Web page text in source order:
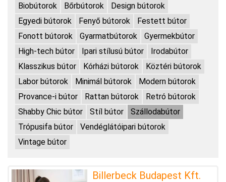
Biobútorok
Bőrbútorok
Design bútorok
Egyedi bútorok
Fenyő bútorok
Festett bútor
Fonott bútorok
Gyarmatbútorok
Gyermekbútor
High-tech bútor
Ipari stílusú bútor
Irodabútor
Klasszikus bútor
Kórházi bútorok
Köztéri bútorok
Labor bútorok
Minimál bútorok
Modern bútorok
Provance-i bútor
Rattan bútorok
Retró bútorok
Shabby Chic bútor
Stíl bútor
Szállodabútor
Trópusifa bútor
Vendéglátóipari bútorok
Vintage bútor
Billerbeck Budapest Kft.